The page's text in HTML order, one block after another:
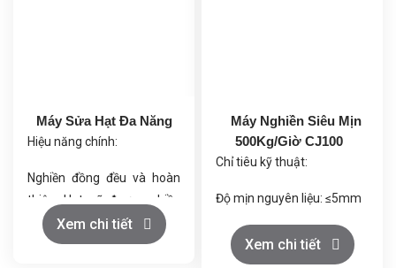
Máy Sửa Hạt Đa Năng
Hiệu năng chính:
Nghiền đồng đều và hoàn
thiện: Hạt sẽ được nghiền
và hoàn thiện với độ mịn
cao.
Xem chi tiết
Máy Nghiền Siêu Mịn
500Kg/Giờ CJ100
Chỉ tiêu kỹ thuật:
Độ mịn nguyên liệu: ≤5mm
Độ mịn sản phẩm: 200
mesh (có thể điều chỉnh
Xem chi tiết